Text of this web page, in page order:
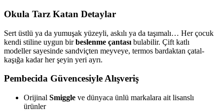
Okula Tarz Katan Detaylar
Sert üstlü ya da yumuşak yüzeyli, askılı ya da taşımalı… Her çocuk
kendi stiline uygun birbeslenme çantası bulabilir. Çift katlı
modeller sayesinde sandviçten meyveye, termos bardaktan çatal-
kaşığa kadar her şeyin yeri ayrı.
Pembecida Güvencesiyle Alışveriş
Orijinal Smiggle ve dünyaca ünlü markalara ait lisanslı
ürünler